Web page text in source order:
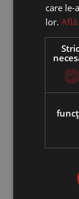
care
lor.